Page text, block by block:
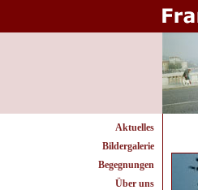
Aktuelles
Bildergalerie
Begegnungen
Über uns